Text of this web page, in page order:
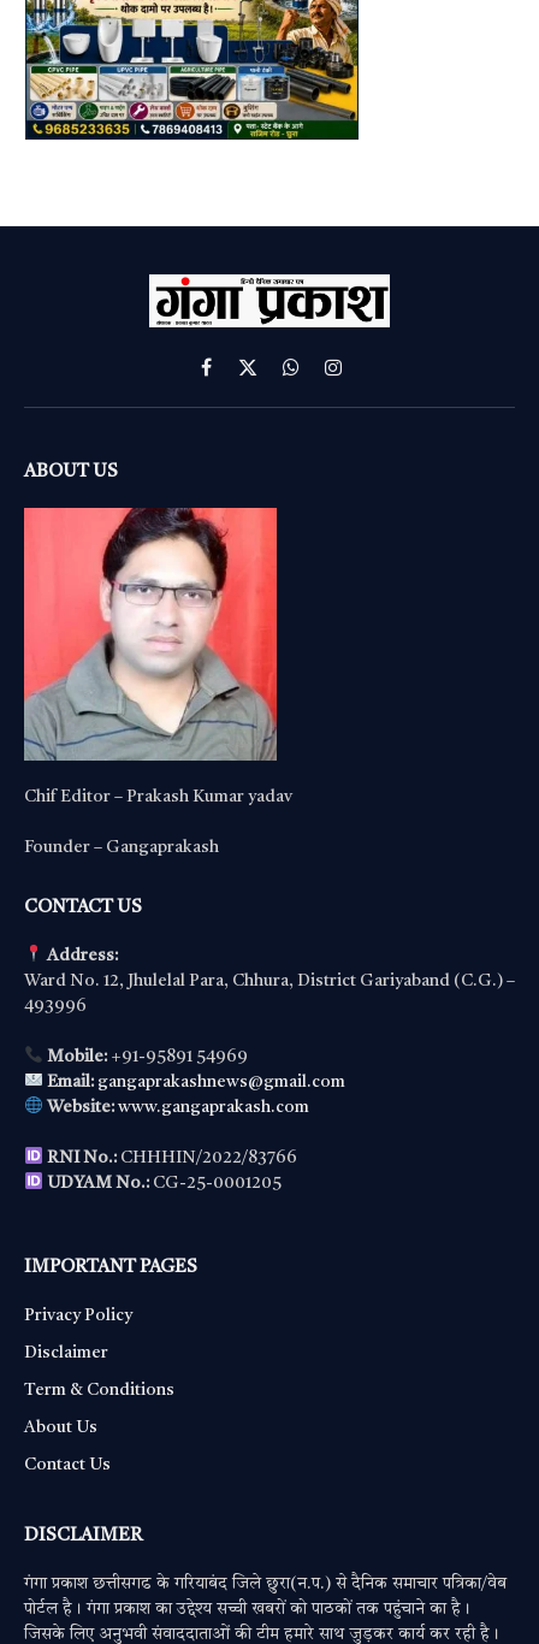
Facebook
X
WhatsAppInstagram
ABOUT US
Chif Editor – Prakash Kumar yadav
Founder – Gangaprakash
CONTACT US
Address:
Ward No. 12, Jhulelal Para, Chhura, District Gariyaband (C.G.) –
493996
Mobile:+91-95891 54969
Email: gangaprakashnews@gmail.com
Website: www.gangaprakash.com
RNI No.:CHHHIN/2022/83766
UDYAM No.:CG-25-0001205
IMPORTANT PAGES
Privacy Policy
Disclaimer
Term & Conditions
About Us
Contact Us
DISCLAIMER
गंगा प्रकाश छत्तीसगढ के गरियाबंद जिले छुरा(न.प.) से दैनिक समाचार पत्रिका/वेब
पोर्टल है। गंगा प्रकाश का उद्देश्य सच्ची खबरों को पाठकों तक पहुंचाने का है।
जिसके लिए अनुभवी संवाददाताओं की टीम हमारे साथ जुड़कर कार्य कर रही है।